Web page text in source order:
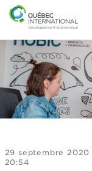
29 septembre 2020
20:54